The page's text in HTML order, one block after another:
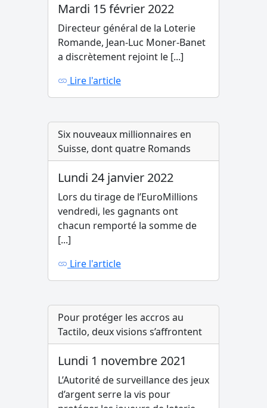
Mardi 15 février 2022
Directeur général de la Loterie
Romande, Jean-Luc Moner-Banet
a discrètement rejoint le [...]
Lire l'article
Six nouveaux millionnaires en
Suisse, dont quatre Romands
Lundi 24 janvier 2022
Lors du tirage de l’EuroMillions
vendredi, les gagnants ont
chacun remporté la somme de
[...]
Lire l'article
Pour protéger les accros au
Tactilo, deux visions s’affrontent
Lundi 1 novembre 2021
L’Autorité de surveillance des jeux
d’argent serre la vis pour